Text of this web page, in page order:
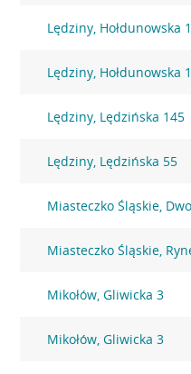
Lędziny, Hołdunowska
Lędziny, Hołdunowska
Lędziny, Lędzińska 145
Lędziny, Lędzińska 55
Miasteczko Śląskie,
Miasteczko Śląskie,
Mikołów, Gliwicka 3
Mikołów, Gliwicka 3